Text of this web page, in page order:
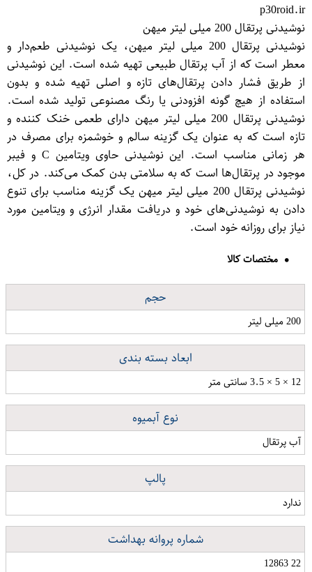
p30roid.ir
نوشیدنی پرتقال 200 میلی لیتر میهن
نوشیدنی پرتقال 200 میلی لیتر میهن، یک نوشیدنی طعم‌دار و
معطر است که از آب پرتقال طبیعی تهیه شده است. این نوشیدنی
از طریق فشار دادن پرتقال‌های تازه و اصلی تهیه شده و بدون
استفاده از هیچ گونه افزودنی یا رنگ مصنوعی تولید شده است.
نوشیدنی پرتقال 200 میلی لیتر میهن دارای طعمی خنک کننده و
تازه است که به عنوان یک گزینه سالم و خوشمزه برای مصرف در
هر زمانی مناسب است. این نوشیدنی حاوی ویتامین C و فیبر
موجود در پرتقال‌ها است که به سلامتی بدن کمک می‌کند. در کل،
نوشیدنی پرتقال 200 میلی لیتر میهن یک گزینه مناسب برای تنوع
دادن به نوشیدنی‌های خود و دریافت مقدار انرژی و ویتامین مورد
نیاز برای روزانه خود است.
مختصات کالا
حجم
200 میلی لیتر
ابعاد بسته بندی
12 × 5 × 3.5 سانتی متر
نوع آبمیوه
آب پرتقال
پالپ
ندارد
شماره پروانه بهداشت
22 12863